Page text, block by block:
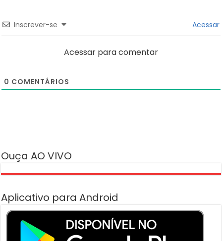
Inscrever-se Acessar
Acessar para comentar
0 COMENTÁRIOS
Ouça AO VIVO
Aplicativo para Android